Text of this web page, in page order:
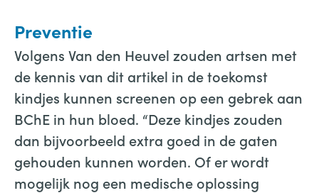
Preventie
Volgens Van den Heuvel zouden artsen met
de kennis van dit artikel in de toekomst
kindjes kunnen screenen op een gebrek aan
BChE in hun bloed. “Deze kindjes zouden
dan bijvoorbeeld extra goed in de gaten
gehouden kunnen worden. Of er wordt
mogelijk nog een medische oplossing